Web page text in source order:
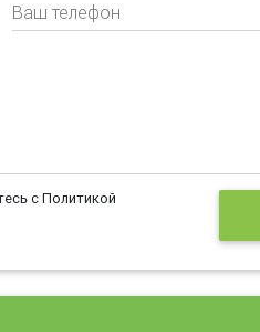
Ваш телефон
с Политикой